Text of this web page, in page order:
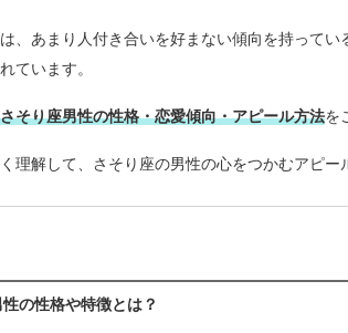
、あまり人付き合いを好まない傾向を持って
ています。
さそり座男性の性格・恋愛傾向・アピール方法を
理解して、さそり座の男性の心をつかむアピー
の性格や特徴とは？